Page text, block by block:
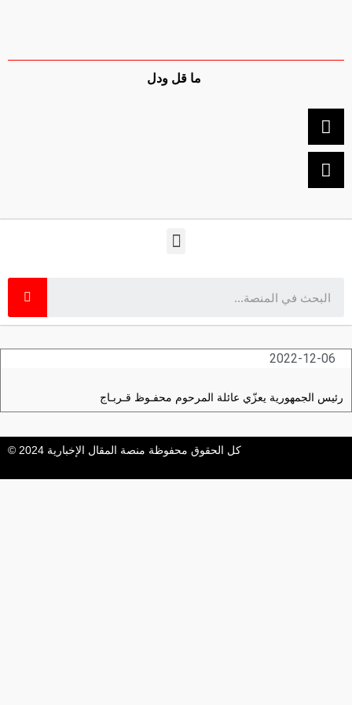
ما قل ودل
2022-12-06
رئيس الجمهورية يعزّي عائلة المرحوم محفـوظ قـربـاج
كل الحقوق محفوظة منصة المقال الإخبارية 2024 ©